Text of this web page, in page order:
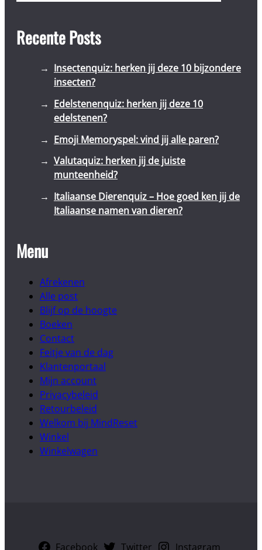
Recente Posts
Insectenquiz: herken jij deze 10 bijzondere
insecten?
Edelstenenquiz: herken jij deze 10
edelstenen?
Emoji Memoryspel: vind jij alle paren?
Valutaquiz: herken jij de juiste
munteenheid?
Italiaanse Dierenquiz – Hoe goed ken jij de
Italiaanse namen van dieren?
Menu
Afrekenen
Alle post
Blijf op de hoogte
Boeken
Contact
Feitje van de dag
Klantenportaal
Mijn account
Privacybeleid
Retourbeleid
Welkom bij MindReset
Winkel
Winkelwagen
Facebook Twitter Instagram